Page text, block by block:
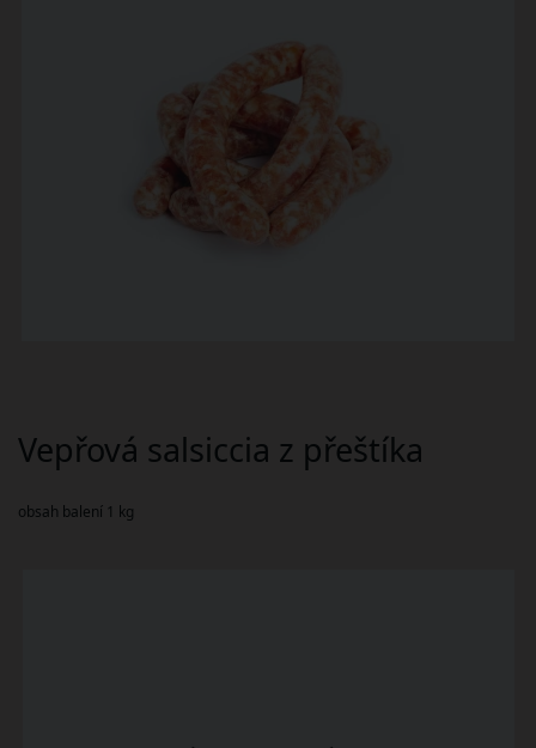
obsah balení 1 kg
Vepřová salsiccia z přeštíka